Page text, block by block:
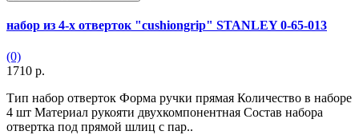
набор из 4-х отверток "cushiongrip" STANLEY 0-65-013
(0)
1710 р.
Тип набор отверток Форма ручки прямая Количество в наборе
4 шт Материал рукояти двухкомпонентная Состав набора
отвертка под прямой шлиц с пар..